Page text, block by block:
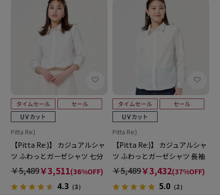
Pitta Re:)
【Pitta Re:)】 カジュアルシャ
ツ ふわっとガーゼシャツ 七分
袖 綿100% レディース
￥5,489￥3,511(36%OFF)
4.3（3）
Pitta Re:)
【Pitta Re:)】 カジュアルシャ
ツ ふわっとガーゼシャツ 長袖
綿100% レディース
￥5,489￥3,432(37%OFF)
5.0 （2）